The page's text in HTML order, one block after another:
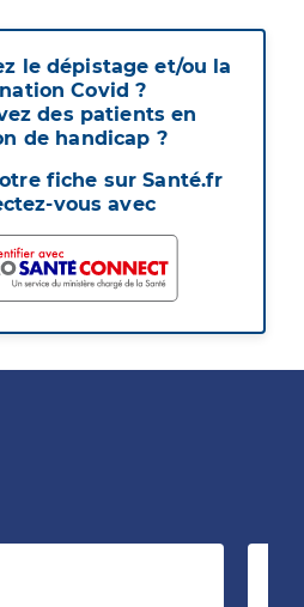
le dépistage et/ou la
Covid ?
des patients en
de handicap ?
fiche sur Santé.fr
vous avec